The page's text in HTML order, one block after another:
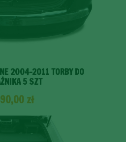
2004-2011 TORBY DO
5 SZT
zł